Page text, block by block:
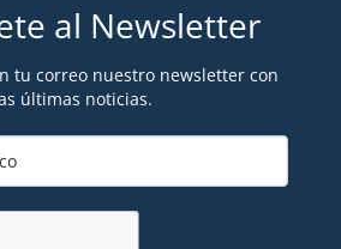
al Newsletter
tu correo nuestro newsletter con
últimas noticias.